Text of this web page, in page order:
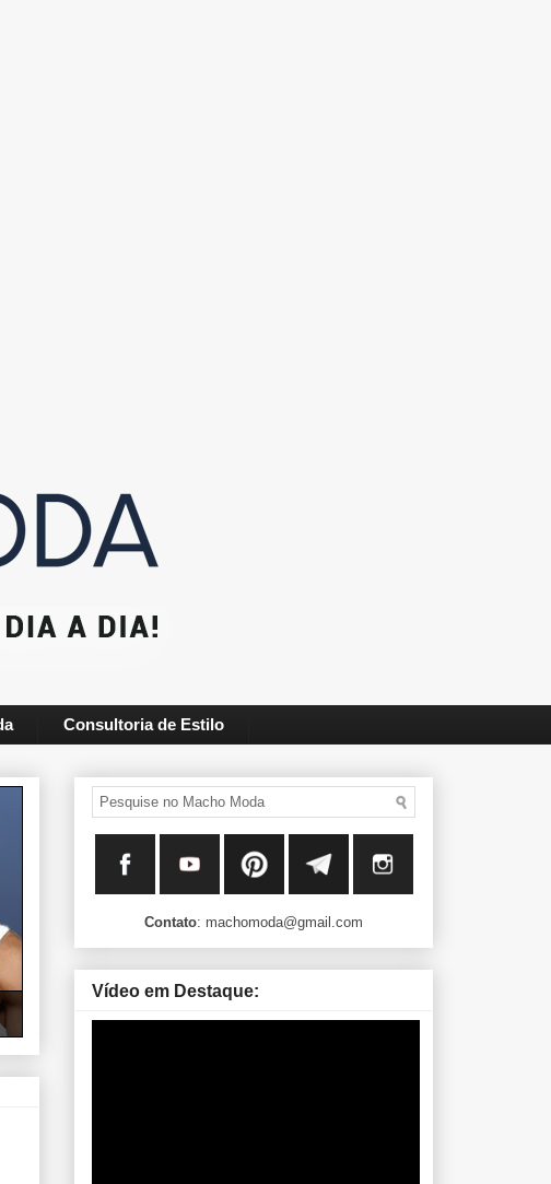
Consultoria de Estilo
Contato: machomoda@gmail.com
Vídeo em Destaque: